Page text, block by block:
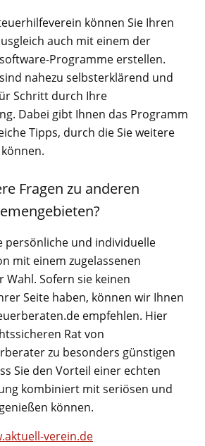
können Sie Ihren
auch mit einem der
Programme erstellen.
nahezu selbsterklärend und
Schritt durch Ihre
Dabei gibt Ihnen das Programm
Tipps, durch die Sie weitere
Fragen zu anderen
persönliche und individuelle
mit einem zugelassenen
Sofern sie keinen
Seite haben, können wir Ihnen
empfehlen. Hier
Rat von
zu besonders günstigen
Sie den Vorteil einer echten
kombiniert mit seriösen und
können.
verein.de